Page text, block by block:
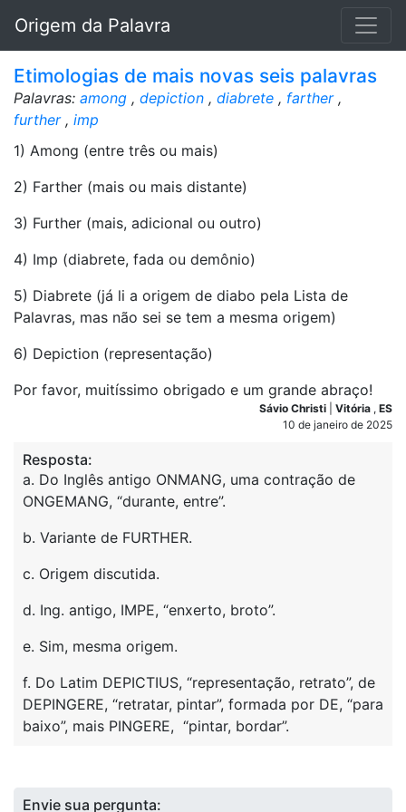
Origem da Palavra
Etimologias de mais novas seis palavras
Palavras: among , depiction , diabrete , farther,
further, imp
1) Among (entre três ou mais)
2) Farther (mais ou mais distante)
3) Further (mais, adicional ou outro)
4) Imp (diabrete, fada ou demônio)
5) Diabrete (já li a origem de diabo pela Lista de
Palavras, mas não sei se tem a mesma origem)
6) Depiction (representação)
Por favor, muitíssimo obrigado e um grande abraço!
Sávio Christi Vitória , ES
10 de janeiro de 2025
Resposta:
a. Do Inglês antigo ONMANG, uma contração de
ONGEMANG, “durante, entre”.
b. Variante de FURTHER.
c. Origem discutida.
d. Ing. antigo, IMPE, “enxerto, broto”.
e. Sim, mesma origem.
f. Do Latim DEPICTIUS, “representação, retrato”, de
DEPINGERE, “retratar, pintar”, formada por DE, “para
baixo”, mais PINGERE, “pintar, bordar”.
Envie sua pergunta: